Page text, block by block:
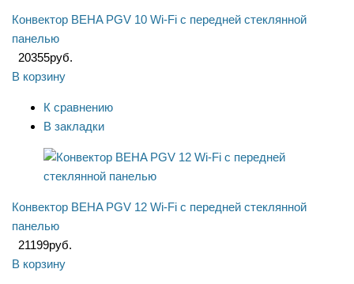
Конвектор BEHA PGV 10 Wi-Fi с передней стеклянной
панелью
20355руб.
В корзину
К сравнению
В закладки
Конвектор BEHA PGV 12 Wi-Fi с передней стеклянной
панелью
21199руб.
В корзину